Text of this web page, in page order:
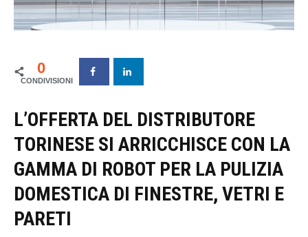
0
L’OFFERTA DEL DISTRIBUTORE
TORINESE SI ARRICCHISCE CON LA
GAMMA DI ROBOT PER LA PULIZIA
DOMESTICA DI FINESTRE, VETRI E
PARETI